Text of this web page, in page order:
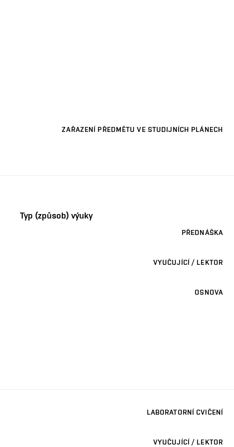
ZAŘAZENÍ PŘEDMĚTU VE STUDIJNÍCH PLÁNECH
Typ (způsob) výuky
PŘEDNÁŠKA
VYUČUJÍCÍ / LEKTOR
OSNOVA
LABORATORNÍ CVIČENÍ
VYUČUJÍCÍ / LEKTOR